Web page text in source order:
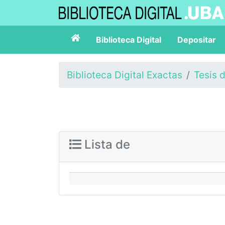
Biblioteca Digital Depositar
Biblioteca Digital Exactas Tesis
Lista de